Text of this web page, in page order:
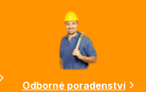
Odborné poradenství